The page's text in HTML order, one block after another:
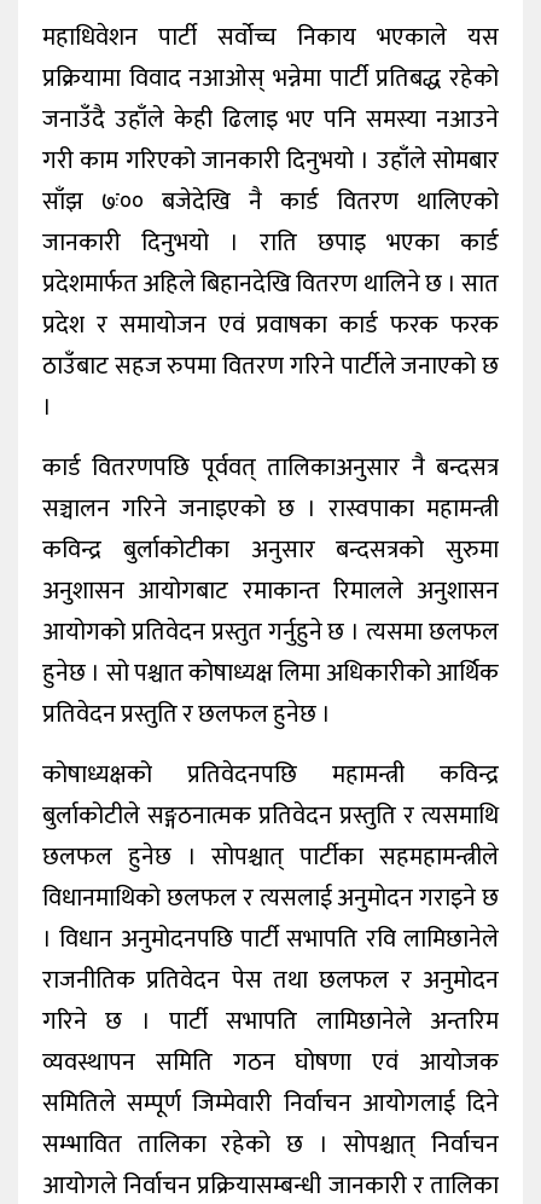
महाधिवेशन पार्टी सर्वोच्च निकाय भएकाले यस
प्रक्रियामा विवाद नआओस् भन्नेमा पार्टी प्रतिबद्ध रहेको
जनाउँदै उहाँले केही ढिलाइ भए पनि समस्या नआउने
गरी काम गरिएको जानकारी दिनुभयो । उहाँले सोमबार
साँझ ७ः०० बजेदेखि नै कार्ड वितरण थालिएको
जानकारी दिनुभयो । राति छपाइ भएका कार्ड
प्रदेशमार्फत अहिले बिहानदेखि वितरण थालिने छ । सात
प्रदेश र समायोजन एवं प्रवाषका कार्ड फरक फरक
ठाउँबाट सहज रुपमा वितरण गरिने पार्टीले जनाएको छ
।
कार्ड वितरणपछि पूर्ववत् तालिकाअनुसार नै बन्दसत्र
सञ्चालन गरिने जनाइएको छ । रास्वपाका महामन्त्री
कविन्द्र बुर्लाकोटीका अनुसार बन्दसत्रको सुरुमा
अनुशासन आयोगबाट रमाकान्त रिमालले अनुशासन
आयोगको प्रतिवेदन प्रस्तुत गर्नुहुने छ । त्यसमा छलफल
हुनेछ । सो पश्चात कोषाध्यक्ष लिमा अधिकारीको आर्थिक
प्रतिवेदन प्रस्तुति र छलफल हुनेछ ।
कोषाध्यक्षको प्रतिवेदनपछि महामन्त्री कविन्द्र
बुर्लाकोटीले सङ्गठनात्मक प्रतिवेदन प्रस्तुति र त्यसमाथि
छलफल हुनेछ । सोपश्चात् पार्टीका सहमहामन्त्रीले
विधानमाथिको छलफल र त्यसलाई अनुमोदन गराइने छ
। विधान अनुमोदनपछि पार्टी सभापति रवि लामिछानेले
राजनीतिक प्रतिवेदन पेस तथा छलफल र अनुमोदन
गरिने छ । पार्टी सभापति लामिछानेले अन्तरिम
व्यवस्थापन समिति गठन घोषणा एवं आयोजक
समितिले सम्पूर्ण जिम्मेवारी निर्वाचन आयोगलाई दिने
सम्भावित तालिका रहेको छ । सोपश्चात् निर्वाचन
आयोगले निर्वाचन प्रक्रियासम्बन्धी जानकारी र तालिका